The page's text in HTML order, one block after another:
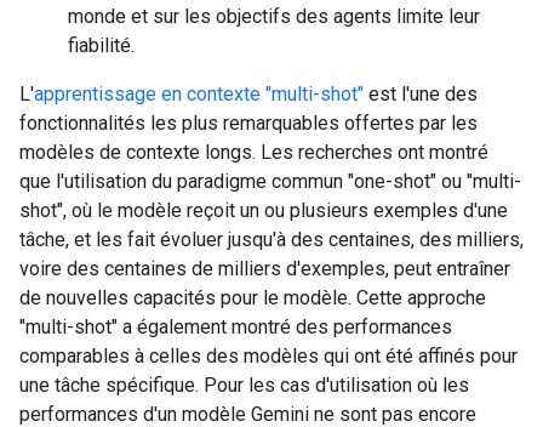
monde et sur les objectifs des agents limite leur
fiabilité.
L'apprentissage en contexte "multi-shot" est l'une des
fonctionnalités les plus remarquables offertes par les
modèles de contexte longs. Les recherches ont montré
que l'utilisation du paradigme commun "one-shot" ou "multi-
shot", où le modèle reçoit un ou plusieurs exemples d'une
tâche, et les fait évoluer jusqu'à des centaines, des milliers,
voire des centaines de milliers d'exemples, peut entraîner
de nouvelles capacités pour le modèle. Cette approche
"multi-shot" a également montré des performances
comparables à celles des modèles qui ont été affinés pour
une tâche spécifique. Pour les cas d'utilisation où les
performances d'un modèle Gemini ne sont pas encore